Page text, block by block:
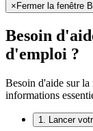
× Fermer la fenêtre
Besoin
d'emploi ?
Besoin d'aide sur
informations
1. Lancer